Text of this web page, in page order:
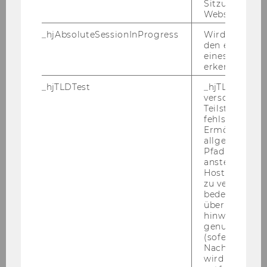
Betreuung und Weiterentwicklung des E-
Learning-Angebots der Lehrveranstaltung
"Grundlagen der Programmierung"
Not­wen­di­ge Kennt­nis­se und Qua­li­fi­ka­tio­nen:
Er­wünsch­te Kennt­nis­se und Qua­li­fi­ka­tio­nen:
Lehr­in­ter­es­se im Be­reich Wirt­schafts­in­for­ma­tik
und Neue Me­di­en, er­folg­rei­che Teil­nah­me an
der LV "Grund­la­gen der Pro­gram­mie­rung" oder
Dar­über hin­aus: IT-​Kenntnisse: aus­ge­zeich­ne­te
EDV-​AnwenderInnenkenntnisse (MS Office-​
Paket, In­ter­net, E- Mail), Er­fah­run­gen in der Ad­
Sitzungslimit
Website
_hjAbsoluteSessionInProgress
Wird
den ersten
eines
erkennen.
_hjTLDTest
_hjTLDTest-
verschiedene
Teilstrings,
fehlschlägt.
Ermöglicht,
Pfad zu
anstelle des
Hostnamens
zu
bedeutet,
über
hinweg
genutzt
(sofern
Nach dieser
wird das